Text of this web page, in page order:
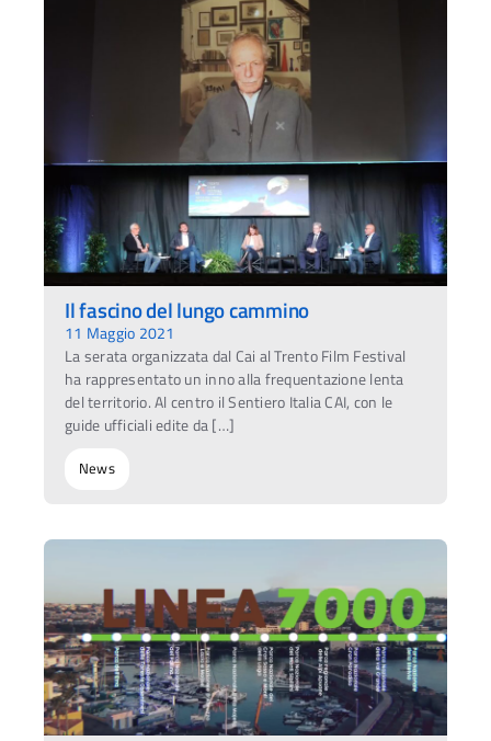
Il fascino del lungo cammino
11 Maggio 2021
La serata organizzata dal Cai al Trento Film Festival
ha rappresentato un inno alla frequentazione lenta
del territorio. Al centro il Sentiero Italia CAI, con le
guide ufficiali edite da […]
News